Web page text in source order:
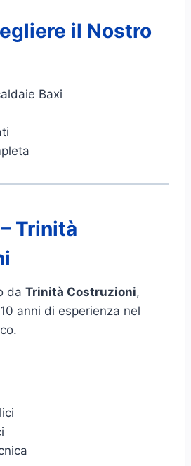
il Nostro
Baxi
Trinità
da Trinità Costruzioni,
anni di esperienza nel